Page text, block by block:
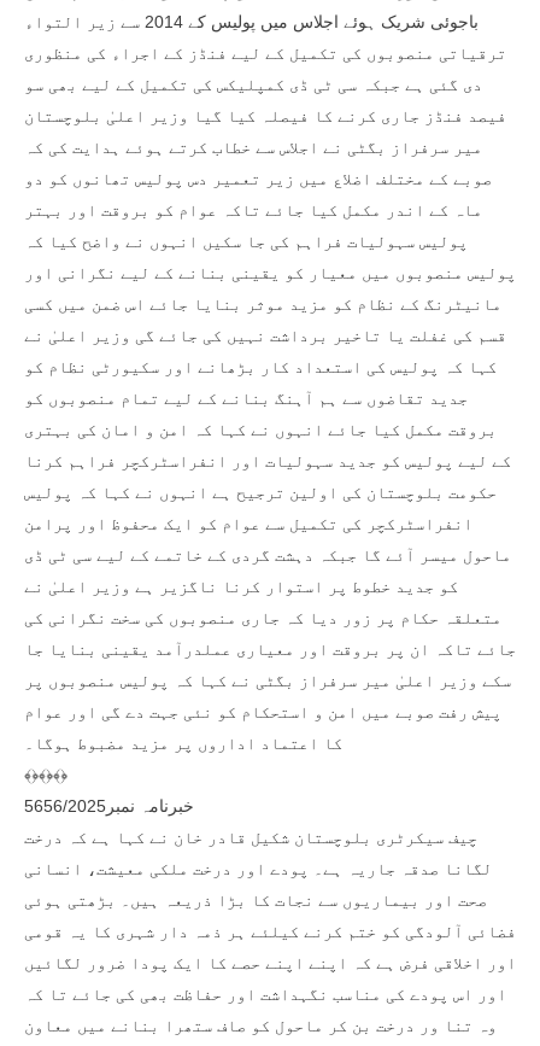
باجوئی شریک ہوئے اجلاس میں پولیس کے 2014 سے زیر التواء
ترقیاتی منصوبوں کی تکمیل کے لیے فنڈز کے اجراء کی منظوری
دی گئی ہے جبکہ سی ٹی ڈی کمپلیکس کی تکمیل کے لیے بھی سو
فیصد فنڈز جاری کرنے کا فیصلہ کیا گیا وزیر اعلیٰ بلوچستان
میر سرفراز بگٹی نے اجلاس سے خطاب کرتے ہوئے ہدایت کی کہ
صوبے کے مختلف اضلاع میں زیر تعمیر دس پولیس تھانوں کو دو
ماہ کے اندر مکمل کیا جائے تاکہ عوام کو بروقت اور بہتر
پولیس سہولیات فراہم کی جا سکیں انہوں نے واضح کیا کہ
پولیس منصوبوں میں معیار کو یقینی بنانے کے لیے نگرانی اور
مانیٹرنگ کے نظام کو مزید موثر بنایا جائے اس ضمن میں کسی
قسم کی غفلت یا تاخیر برداشت نہیں کی جائے گی وزیر اعلیٰ نے
کہا کہ پولیس کی استعداد کار بڑھانے اور سکیورٹی نظام کو
جدید تقاضوں سے ہم آہنگ بنانے کے لیے تمام منصوبوں کو
بروقت مکمل کیا جائے انہوں نے کہا کہ امن و امان کی بہتری
کے لیے پولیس کو جدید سہولیات اور انفراسٹرکچر فراہم کرنا
حکومت بلوچستان کی اولین ترجیح ہے انہوں نے کہا کہ پولیس
انفراسٹرکچر کی تکمیل سے عوام کو ایک محفوظ اور پرامن
ماحول میسر آئے گا جبکہ دہشت گردی کے خاتمے کے لیے سی ٹی ڈی
کو جدید خطوط پر استوار کرنا ناگزیر ہے وزیر اعلیٰ نے
متعلقہ حکام پر زور دیا کہ جاری منصوبوں کی سخت نگرانی کی
جائے تاکہ ان پر بروقت اور معیاری عملدرآمد یقینی بنایا جا
سکے وزیر اعلیٰ میر سرفراز بگٹی نے کہا کہ پولیس منصوبوں پر
پیش رفت صوبے میں امن و استحکام کو نئی جہت دے گی اور عوام
کا اعتماد اداروں پر مزید مضبوط ہوگا۔
﴾﴿﴾﴿﴾﴿
خبرنامہ نمبر5656/2025
چیف سیکرٹری بلوچستان شکیل قادر خان نے کہا ہے کہ درخت
لگانا صدقہ جاریہ ہے۔ پودے اور درخت ملکی معیشت، انسانی
صحت اور بیماریوں سے نجات کا بڑا ذریعہ ہیں۔ بڑھتی ہوئی
فضائی آلودگی کو ختم کرنے کیلئے ہر ذمہ دار شہری کا یہ قومی
اور اخلاقی فرض ہے کہ اپنے اپنے حصے کا ایک پودا ضرور لگائیں
اور اس پودے کی مناسب نگہداشت اور حفاظت بھی کی جائے تا کہ
وہ تنا ور درخت بن کر ماحول کو صاف ستھرا بنانے میں معاون